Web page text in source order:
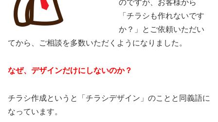
のですが、お客様から
「チラシも作れないです
か？」とご依頼いただい
てから、ご相談を多数いただくようになりました。
なぜ、デザインだけにしないのか？
チラシ作成というと「チラシデザイン」のことと同義語に
なっています。